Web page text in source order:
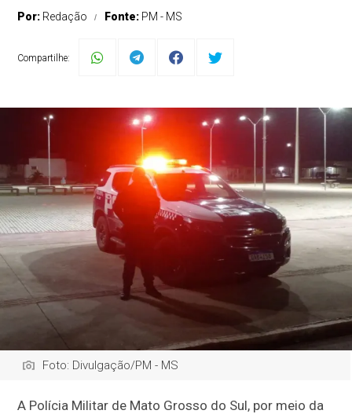
Por: Redação Fonte: PM - MS
Compartilhe:
Foto: Divulgação/PM - MS
A Polícia Militar de Mato Grosso do Sul, por meio da